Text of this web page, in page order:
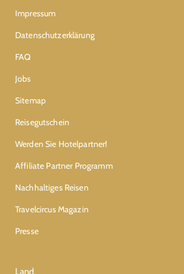
Impressum
Datenschutzerklärung
FAQ
Jobs
Sitemap
Reisegutschein
Werden Sie Hotelpartner!
Affiliate Partner Programm
Nachhaltiges Reisen
Travelcircus Magazin
Presse
Land